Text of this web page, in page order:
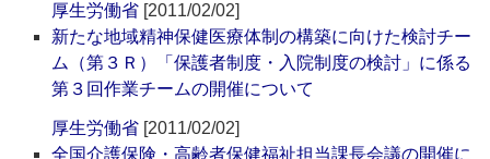
厚生労働省 [2011/02/02]
新たな地域精神保健医療体制の構築に向けた検討チー
ム（第３Ｒ）「保護者制度・入院制度の検討」に係る
第３回作業チームの開催について
厚生労働省 [2011/02/02]
全国介護保険・高齢者保健福祉担当課長会議の開催に